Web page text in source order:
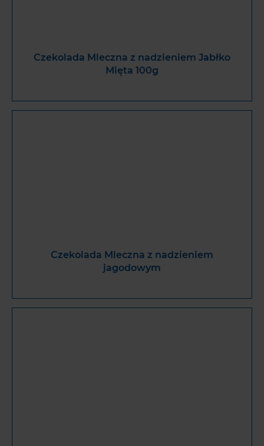
Czekolada Mleczna z nadzieniem Jabłko
Mięta 100g
Czekolada Mleczna z nadzieniem
jagodowym